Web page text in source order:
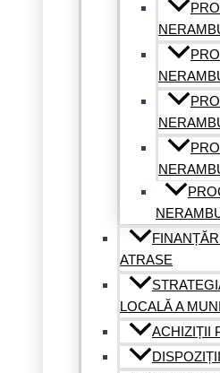
ATRASE
LOCALĂ A
ACHIZIȚII